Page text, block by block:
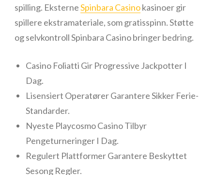
spilling. EksterneSpinbara Casinokasinoer gir
spillere ekstramateriale, som gratisspinn. Støtte
og selvkontroll Spinbara Casino bringer bedring.
Casino Foliatti Gir Progressive Jackpotter I
Dag.
Lisensiert Operatører Garantere Sikker Ferie-
Standarder.
Nyeste Playcosmo Casino Tilbyr
Pengeturneringer I Dag.
Regulert Plattformer Garantere Beskyttet
Sesong Regler.